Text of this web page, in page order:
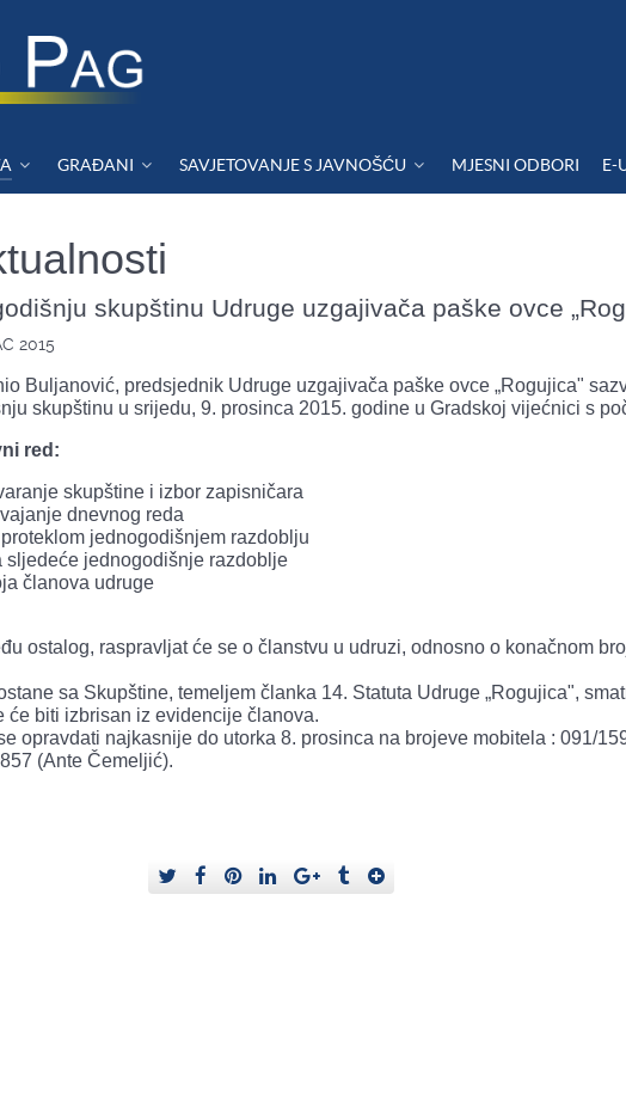
GRAĐANI SAVJETOVANJE S JAVNOŠĆU MJESNI ODBORI E-
skupštinu Udruge uzgajivača paške ovce
2015
Buljanović, predsjednik Udruge uzgajivača paške ovce „Rogujica"
skupštinu u srijedu, 9. prosinca 2015. godine u Gradskoj vijećnici s
red:
skupštine i izbor zapisničara
dnevnog reda
jednogodišnjem razdoblju
sljedeće jednogodišnje razdoblje
članova udruge
ostalog, raspravljat će se o članstvu u udruzi, odnosno o konačnom
sa Skupštine, temeljem članka 14. Statuta Udruge „Rogujica",
će biti izbrisan iz evidencije članova.
opravdati najkasnije do utorka 8. prosinca na brojeve mobitela : 091/
(Ante Čemeljić).